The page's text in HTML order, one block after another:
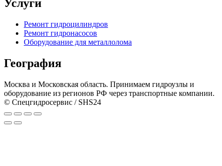
Услуги
Ремонт гидроцилиндров
Ремонт гидронасосов
Оборудование для металлолома
География
Москва и Московская область. Принимаем гидроузлы и
оборудование из регионов РФ через транспортные компании.
© Спецгидросервис / SHS24